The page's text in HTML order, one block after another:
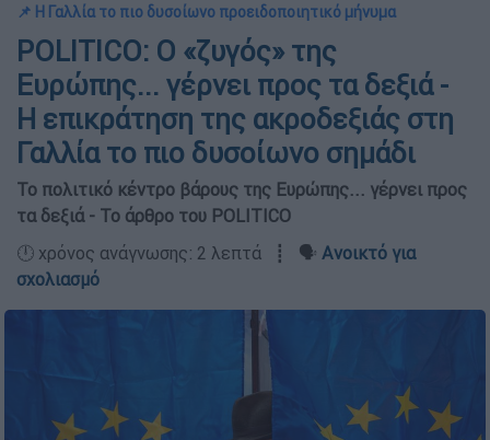
📌 Η Γαλλία το πιο δυσοίωνο προειδοποιητικό μήνυμα
POLITICO: Ο «ζυγός» της
Ευρώπης... γέρνει προς τα δεξιά -
Η επικράτηση της ακροδεξιάς στη
Γαλλία το πιο δυσοίωνο σημάδι
Το πολιτικό κέντρο βάρους της Ευρώπης... γέρνει προς
τα δεξιά - Το άρθρο του POLITICO
🕛 χρόνος ανάγνωσης: 2 λεπτά ┋ 🗣️ Ανοικτό για
σχολιασμό